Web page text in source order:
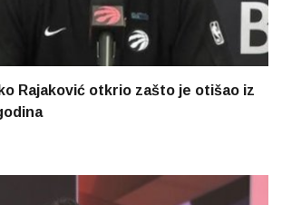
Rajaković otkrio zašto je otišao iz